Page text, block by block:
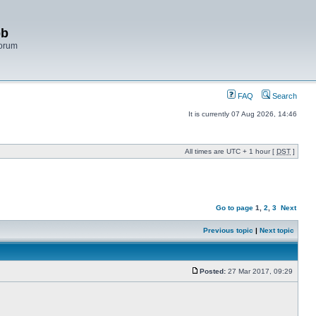
FAQ Search
It is currently 07 Aug 2026, 14:46
All times are UTC + 1 hour [ DST ]
Go to page 1 2 3 Next
Previous topic | Next topic
Posted: 27 Mar 2017, 09:29